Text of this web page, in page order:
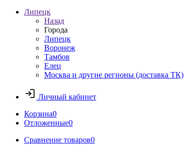
Липецк
Назад
Города
Липецк
Воронеж
Тамбов
Елец
Москва и другие регионы (доставка ТК)
Личный кабинет
Корзина0
Отложенные0
Сравнение товаров0